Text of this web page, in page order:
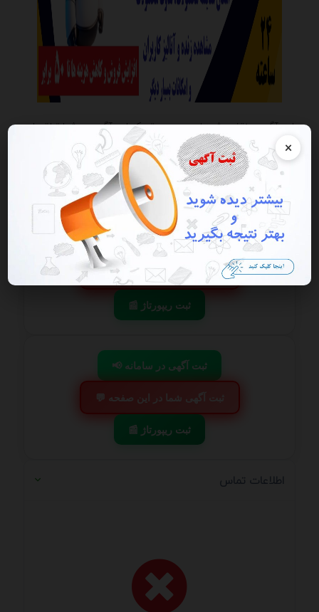
×
این آگهی منقضی شده است در صورتی که این آگهی به شما تعلق دارد
هرچه سریعتر به پنل کاربری خود مراجعه و اقدام به فعال سازی آن نمایید
گزارش آگهی ذخیره
📢 ثبت آگهی در سامانه
💬 ثبت آگهی شما در این صفحه
📰 ثبت ریپورتاژ
📢 ثبت آگهی در سامانه
💬 ثبت آگهی شما در این صفحه
📰 ثبت ریپورتاژ
اطلاعات تماس